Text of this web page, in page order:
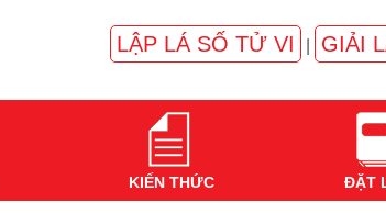
LẬP LÁ SỐ TỬ VI GIẢI
KIẾN THỨC ĐẶT